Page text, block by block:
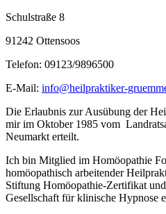
Schulstraße 8
91242 Ottensoos
Telefon: 09123/9896500
E-Mail: info@heilpraktiker-
Die Erlaubnis zur Ausübung der
mir im Oktober 1985 vom
Neumarkt erteilt.
Ich bin Mitglied im Homöopathie
homöopathisch arbeitender
Stiftung Homöopathie-Zertifikat
Gesellschaft für klinische Hypnose